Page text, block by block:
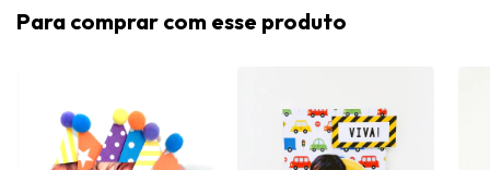
Para comprar com esse produto